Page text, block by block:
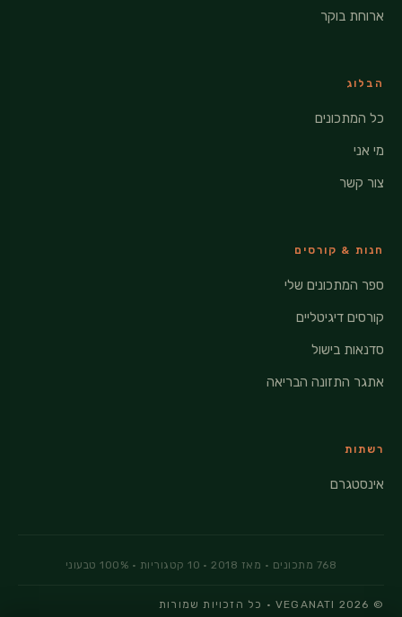
ארוחת בוקר
הבלוג
כל המתכונים
מי אני
צור קשר
חנות & קורסים
ספר המתכונים שלי
קורסים דיגיטליים
סדנאות בישול
אתגר התזונה הבריאה
רשתות
אינסטגרם
© 2026 VEGANATI · כל הזכויות שמורות